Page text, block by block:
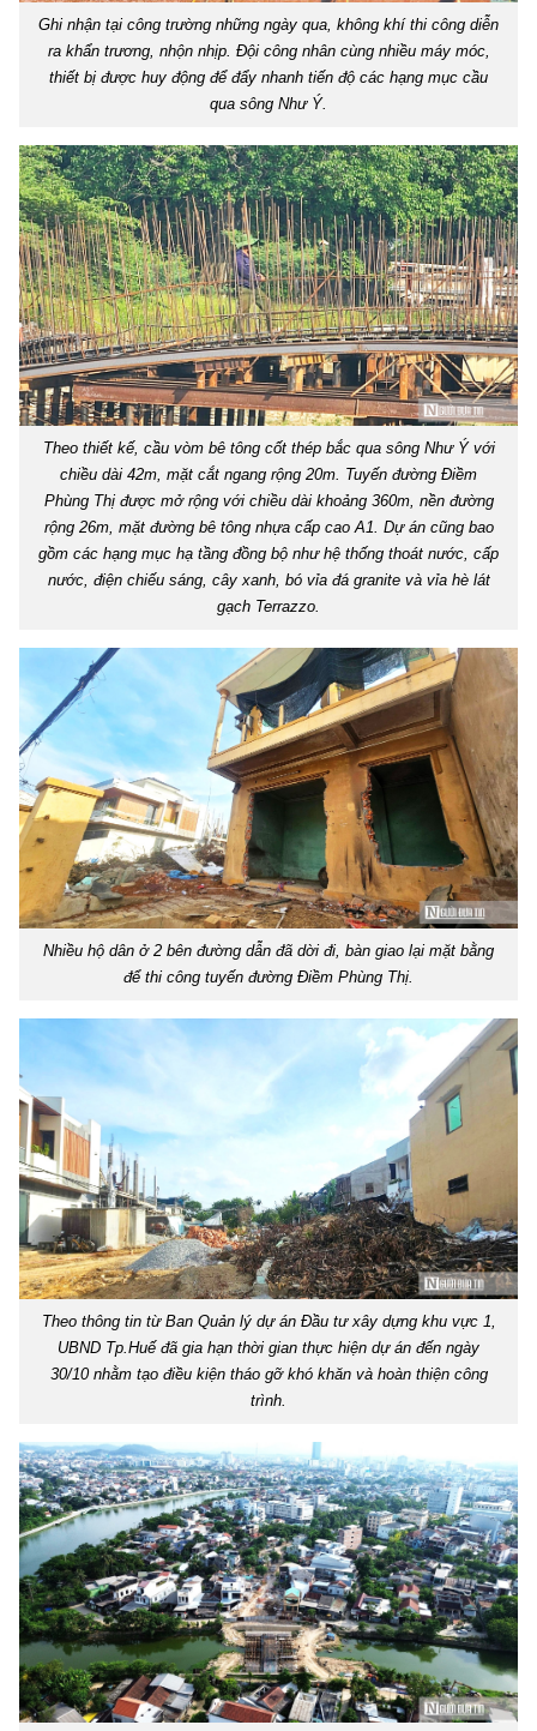
Ghi nhận tại công trường những ngày qua, không khí thi công diễn
ra khẩn trương, nhộn nhịp. Đội công nhân cùng nhiều máy móc,
thiết bị được huy động để đẩy nhanh tiến độ các hạng mục cầu
qua sông Như Ý.
Theo thiết kế, cầu vòm bê tông cốt thép bắc qua sông Như Ý với
chiều dài 42m, mặt cắt ngang rộng 20m. Tuyến đường Điềm
Phùng Thị được mở rộng với chiều dài khoảng 360m, nền đường
rộng 26m, mặt đường bê tông nhựa cấp cao A1. Dự án cũng bao
gồm các hạng mục hạ tầng đồng bộ như hệ thống thoát nước, cấp
nước, điện chiếu sáng, cây xanh, bó vỉa đá granite và vỉa hè lát
gạch Terrazzo.
Nhiều hộ dân ở 2 bên đường dẫn đã dời đi, bàn giao lại mặt bằng
để thi công tuyến đường Điềm Phùng Thị.
Theo thông tin từ Ban Quản lý dự án Đầu tư xây dựng khu vực 1,
UBND Tp.Huế đã gia hạn thời gian thực hiện dự án đến ngày
30/10 nhằm tạo điều kiện tháo gỡ khó khăn và hoàn thiện công
trình.